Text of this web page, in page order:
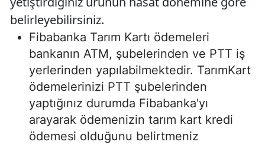
belirleyebilirsiniz.
Fibabanka Tarım Kartı ödemeleri
bankanın ATM, şubelerinden ve PTT iş
yerlerinden yapılabilmektedir. TarımKart
ödemelerinizi PTT şubelerinden
yaptığınız durumda Fibabanka'yı
arayarak ödemenizin tarım kart kredi
ödemesi olduğunu belirtmeniz